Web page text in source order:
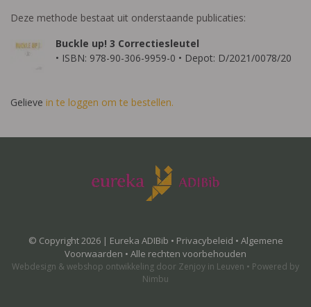
Deze methode bestaat uit onderstaande publicaties:
Buckle up! 3 Correctiesleutel
• ISBN: 978-90-306-9959-0 • Depot: D/2021/0078/20
Gelieve in te loggen om te bestellen.
© Copyright 2026 | Eureka ADIBib • Privacybeleid • Algemene
Voorwaarden • Alle rechten voorbehouden
Webdesign & webshop ontwikkeling door Zenjoy in Leuven • Powered by
Nimbu